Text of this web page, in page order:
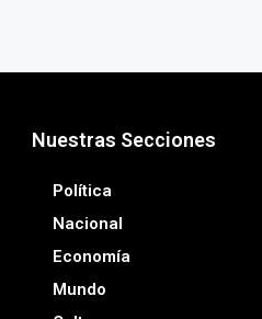
Nuestras Secciones
Política
Nacional
Economía
Mundo